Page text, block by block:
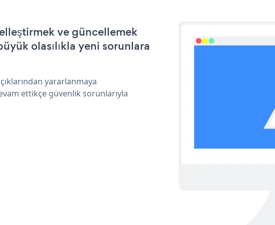
ve güncellemek
olasılıkla yeni sorunlara
yararlanmaya
ettikçe güvenlik sorunlarıyla